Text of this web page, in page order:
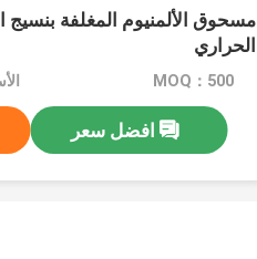
مسحوق الألمنيوم المغلفة بنسيج
الحراري
MOQ：500
افضل سعر